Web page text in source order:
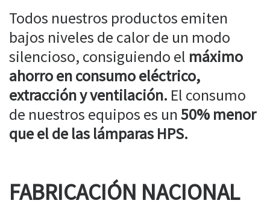
Todos nuestros productos emiten
bajos niveles de calor de un modo
silencioso, consiguiendo el máximo
ahorro en consumo eléctrico,
extracción y ventilación. El consumo
de nuestros equipos es un50% menor
que el de las lámparas HPS.
FABRICACIÓN NACIONAL